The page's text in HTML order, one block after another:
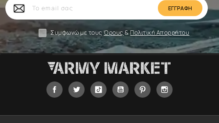
email
σας
Συμφωνώ με τουςΌρους &Πολιτική Απορρήτου
FacebookTwitter Tiktok YouTube Pinterest